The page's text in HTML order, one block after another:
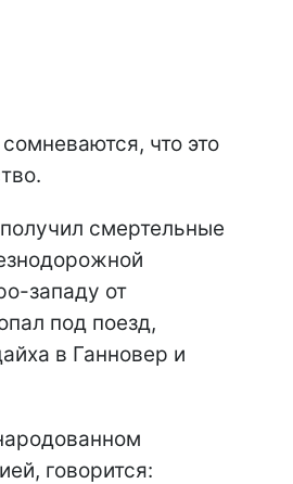
что это
смертельные
западу от
под поезд,
в Ганновер и
говорится: